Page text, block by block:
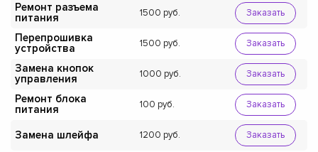
Ремонт разъема
питания
1500 Заказать
Перепрошивка
устройства
1500 Заказать
Замена кнопок
управления
1000 Заказать
Ремонт блока
питания
100 Заказать
Замена шлейфа 1200 Заказать